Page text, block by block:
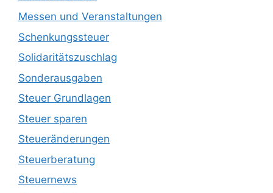
Messen und Veranstaltungen
Schenkungssteuer
Solidaritätszuschlag
Sonderausgaben
Steuer Grundlagen
Steuer sparen
Steueränderungen
Steuerberatung
Steuernews